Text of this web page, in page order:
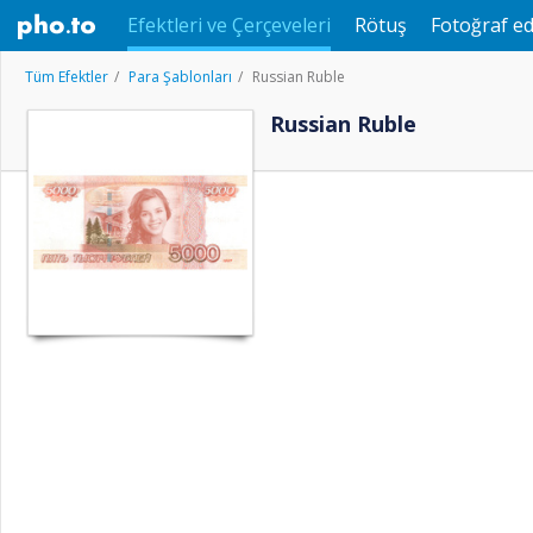
Efektleri ve Çerçeveleri Rötuş Fotoğraf
Tüm Efektler Para Şablonları Russian Ruble
Russian Ruble